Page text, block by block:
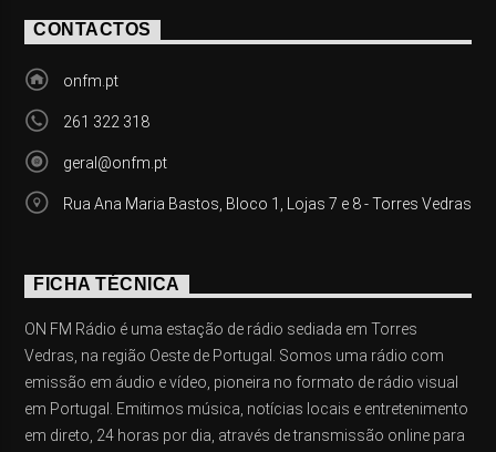
CONTACTOS
onfm.pt
261 322 318
geral@onfm.pt
Rua Ana Maria Bastos, Bloco 1, Lojas 7 e 8 - Torres Vedras
FICHA TÉCNICA
ON FM Rádio é uma estação de rádio sediada em Torres
Vedras, na região Oeste de Portugal. Somos uma rádio com
emissão em áudio e vídeo, pioneira no formato de rádio visual
em Portugal. Emitimos música, notícias locais e entretenimento
em direto, 24 horas por dia, através de transmissão online para